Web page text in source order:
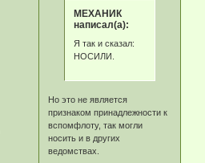
МЕХАНИК
написал(а):
Я так и сказал:
НОСИЛИ.
Но это не является
признаком принадлежности к
вспомфлоту, так могли
носить и в других
ведомствах.